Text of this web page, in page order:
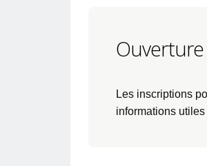
Les inscriptions
informations